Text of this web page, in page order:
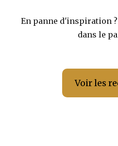
En panne d'inspiration
dans le
Voir les